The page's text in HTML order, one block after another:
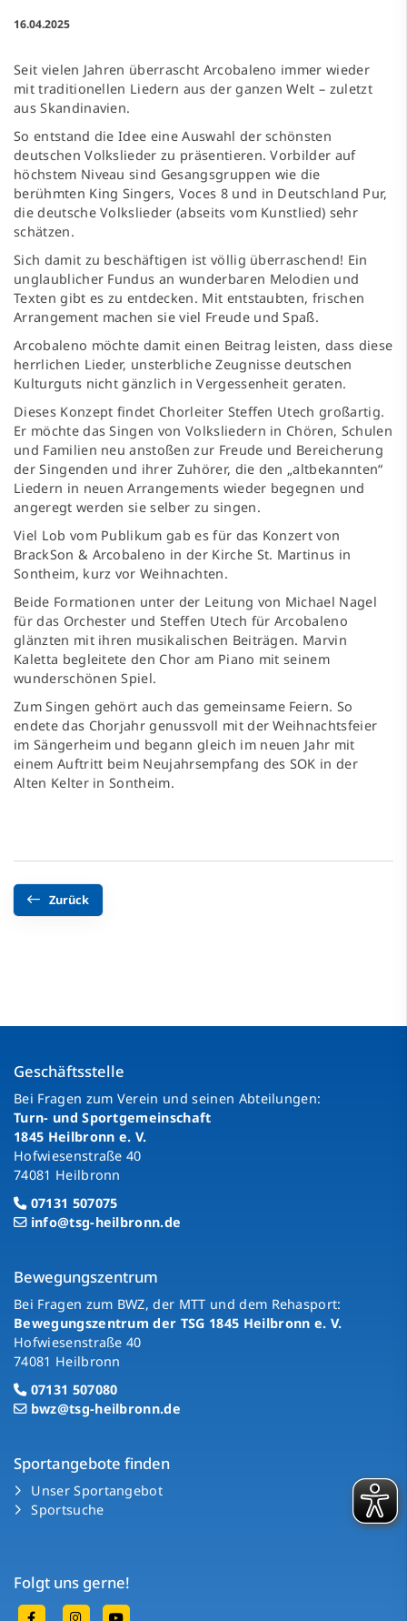
16.04.2025
Seit vielen Jahren überrascht Arcobaleno immer wieder
mit traditionellen Liedern aus der ganzen Welt – zuletzt
aus Skandinavien.
So entstand die Idee eine Auswahl der schönsten
deutschen Volkslieder zu präsentieren. Vorbilder auf
höchstem Niveau sind Gesangsgruppen wie die
berühmten King Singers, Voces 8 und in Deutschland Pur,
die deutsche Volkslieder (abseits vom Kunstlied) sehr
schätzen.
Sich damit zu beschäftigen ist völlig überraschend! Ein
unglaublicher Fundus an wunderbaren Melodien und
Texten gibt es zu entdecken. Mit entstaubten, frischen
Arrangement machen sie viel Freude und Spaß.
Arcobaleno möchte damit einen Beitrag leisten, dass diese
herrlichen Lieder, unsterbliche Zeugnisse deutschen
Kulturguts nicht gänzlich in Vergessenheit geraten.
Dieses Konzept findet Chorleiter Steffen Utech großartig.
Er möchte das Singen von Volksliedern in Chören, Schulen
und Familien neu anstoßen zur Freude und Bereicherung
der Singenden und ihrer Zuhörer, die den „altbekannten“
Liedern in neuen Arrangements wieder begegnen und
angeregt werden sie selber zu singen.
Viel Lob vom Publikum gab es für das Konzert von
BrackSon & Arcobaleno in der Kirche St. Martinus in
Sontheim, kurz vor Weihnachten.
Beide Formationen unter der Leitung von Michael Nagel
für das Orchester und Steffen Utech für Arcobaleno
glänzten mit ihren musikalischen Beiträgen. Marvin
Kaletta begleitete den Chor am Piano mit seinem
wunderschönen Spiel.
Zum Singen gehört auch das gemeinsame Feiern. So
endete das Chorjahr genussvoll mit der Weihnachtsfeier
im Sängerheim und begann gleich im neuen Jahr mit
einem Auftritt beim Neujahrsempfang des SOK in der
Alten Kelter in Sontheim.
Zurück
Geschäftsstelle
Bei Fragen zum Verein und seinen Abteilungen:
Turn- und Sportgemeinschaft
1845 Heilbronn e. V.
Hofwiesenstraße 40
74081 Heilbronn
07131 507075
info@tsg-heilbronn.de
Bewegungszentrum
Bei Fragen zum BWZ, der MTT und dem Rehasport:
Bewegungszentrum der TSG 1845 Heilbronn e. V.
Hofwiesenstraße 40
74081 Heilbronn
07131 507080
bwz@tsg-heilbronn.de
Sportangebote finden
Unser Sportangebot
Sportsuche
Folgt uns gerne!